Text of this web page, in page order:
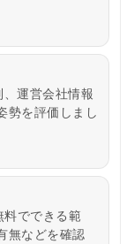
運営会社情報
勢を評価しまし
料でできる範
無などを確認